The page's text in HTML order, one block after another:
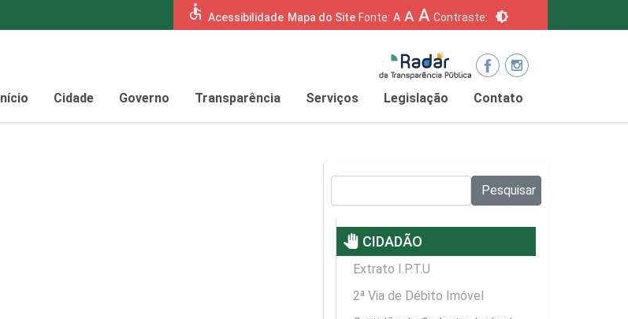
accessible Acessibilidade Mapa do Site Fonte: A A A Contraste: brightness_6
Início Cidade Governo Transparência Serviços Legislação Contato
Pesquisar
pan_tool CIDADÃO
Extrato I.P.T.U
2ª Via de Débito Imóvel